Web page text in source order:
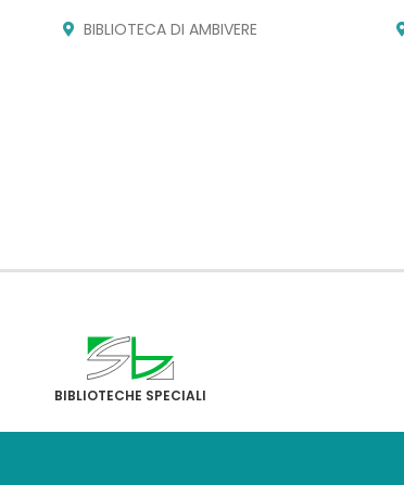
BIBLIOTECA DI AMBIVERE
BIBLIOTECHE SPECIALI